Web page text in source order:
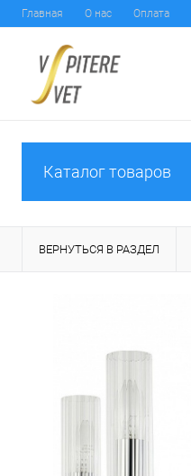
Главная О нас Оплата
Каталог товаров
ВЕРНУТЬСЯ В РАЗДЕЛ